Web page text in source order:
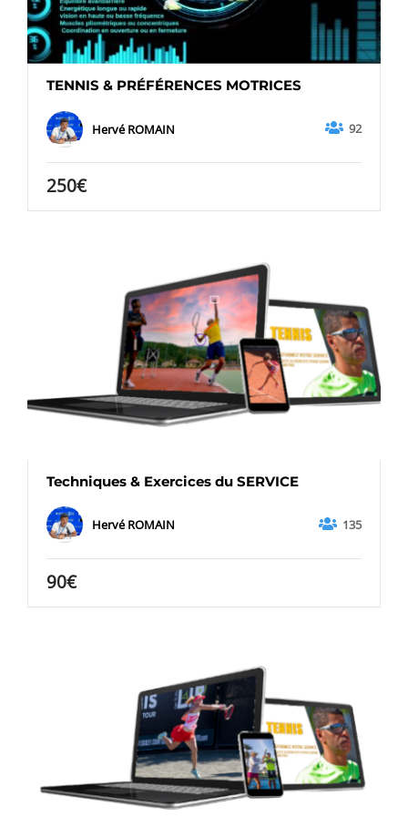
TENNIS & PRÉFÉRENCES MOTRICES
Hervé ROMAIN 92
250€
Techniques & Exercices du SERVICE
Hervé ROMAIN 135
90€